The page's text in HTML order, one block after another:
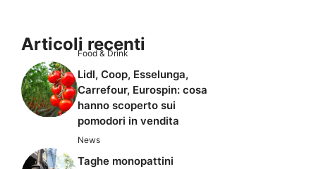
Articoli recenti
Food & Drink
Lidl, Coop, Esselunga,
Carrefour, Eurospin: cosa
hanno scoperto sui
pomodori in vendita
News
Taghe monopattini